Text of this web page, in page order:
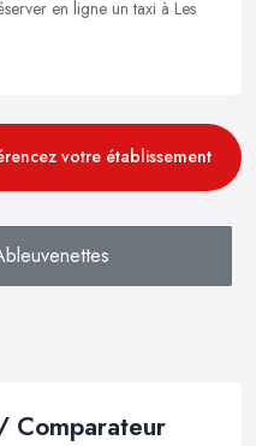
en ligne un taxi à Les
votre établissement
Comparateur